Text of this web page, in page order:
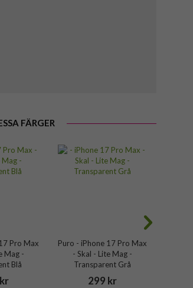
FÄRGER
Pro Max
Mag -
Blå
Puro - iPhone 17 Pro Max
- Skal - Lite Mag -
Transparent Grå
299 kr